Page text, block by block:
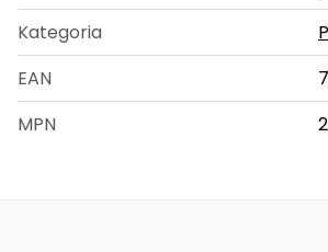
Kategoria
EAN
MPN